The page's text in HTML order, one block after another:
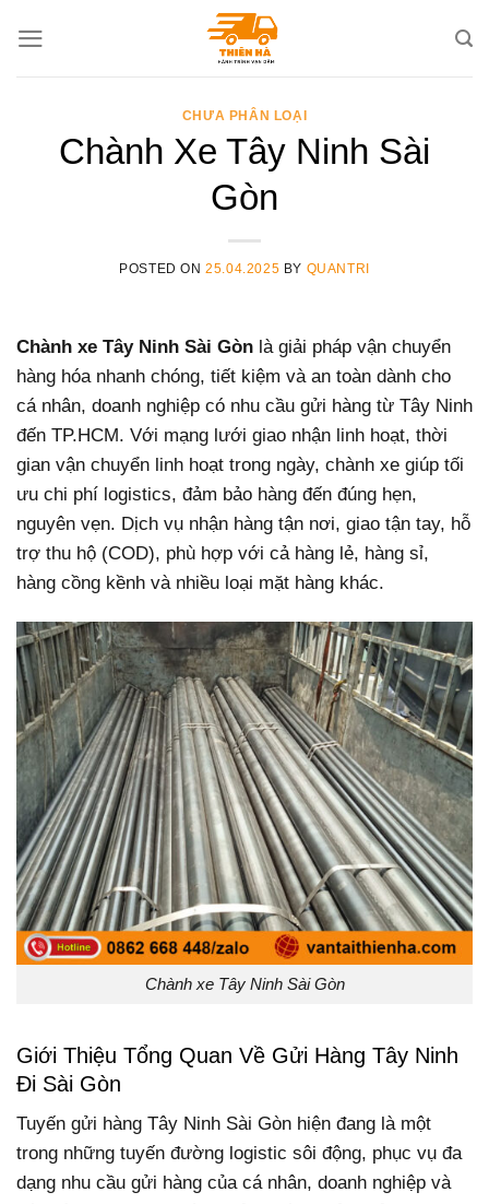
CHƯA PHÂN LOẠI
Chành Xe Tây Ninh Sài
Gòn
POSTED ON25.04.2025 BY QUANTRI
Chành xe Tây Ninh Sài Gòn là giải pháp vận chuyển
hàng hóa nhanh chóng, tiết kiệm và an toàn dành cho
cá nhân, doanh nghiệp có nhu cầu gửi hàng từ Tây Ninh
đến TP.HCM. Với mạng lưới giao nhận linh hoạt, thời
gian vận chuyển linh hoạt trong ngày, chành xe giúp tối
ưu chi phí logistics, đảm bảo hàng đến đúng hẹn,
nguyên vẹn. Dịch vụ nhận hàng tận nơi, giao tận tay, hỗ
trợ thu hộ (COD), phù hợp với cả hàng lẻ, hàng sỉ,
hàng cồng kềnh và nhiều loại mặt hàng khác.
Chành xe Tây Ninh Sài Gòn
Giới Thiệu Tổng Quan Về Gửi Hàng Tây Ninh
Đi Sài Gòn
Tuyến gửi hàng Tây Ninh Sài Gòn hiện đang là một
trong những tuyến đường logistic sôi động, phục vụ đa
dạng nhu cầu gửi hàng của cá nhân, doanh nghiệp và